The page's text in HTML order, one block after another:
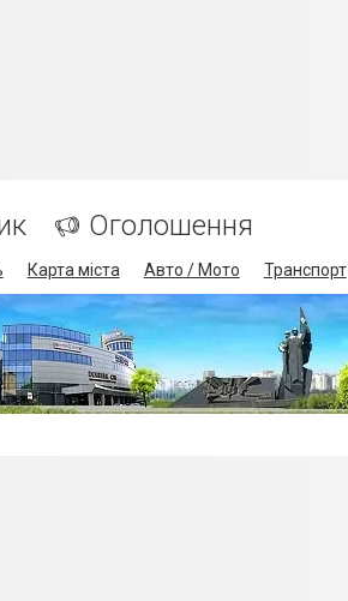
Оголошення
Карта міста Авто / Мото Транспорт